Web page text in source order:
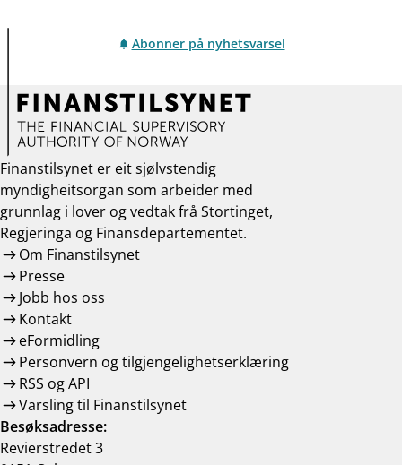
Abonner på nyhetsvarsel
Finanstilsynet er eit sjølvstendig
myndigheitsorgan som arbeider med
grunnlag i lover og vedtak frå Stortinget,
Regjeringa og Finansdepartementet.
Om Finanstilsynet
Presse
Jobb hos oss
Kontakt
eFormidling
Personvern og tilgjengelighetserklæring
RSS og API
Varsling til Finanstilsynet
Besøksadresse:
Revierstredet 3